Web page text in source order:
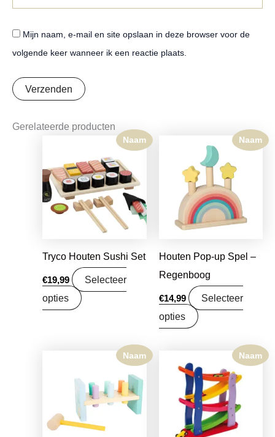
Mijn naam, e-mail en site opslaan in deze browser voor de
volgende keer wanneer ik een reactie plaats.
Gerelateerde producten
Naam
Tryco Houten Sushi Set
€19,99
Selecteer
opties
Naam
Houten Pop-up Spel –
Regenboog
€14,99
Selecteer
opties
Naam Naam